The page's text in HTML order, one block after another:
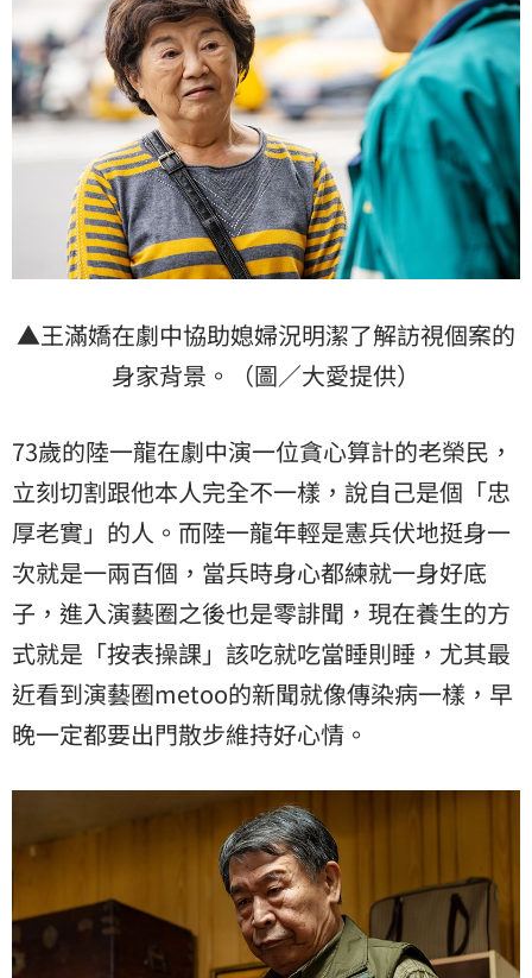
▲王滿嬌在劇中協助媳婦況明潔了解訪視個案的
身家背景。（圖／大愛提供）
73歲的陸一龍在劇中演一位貪心算計的老榮民，
立刻切割跟他本人完全不一樣，說自己是個「忠
厚老實」的人。而陸一龍年輕是憲兵伏地挺身一
次就是一兩百個，當兵時身心都練就一身好底
子，進入演藝圈之後也是零誹聞，現在養生的方
式就是「按表操課」該吃就吃當睡則睡，尤其最
近看到演藝圈metoo的新聞就像傳染病一樣，早
晚一定都要出門散步維持好心情。